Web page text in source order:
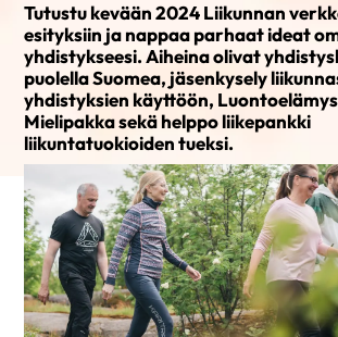
Tutustu kevään 2024 Liikunnan
esityksiin ja nappaa parhaat ideat
yhdistykseesi. Aiheina olivat
puolella Suomea, jäsenkysely
yhdistyksien käyttöön,
Mielipakka sekä helppo liikepankki
liikuntatuokioiden tueksi.